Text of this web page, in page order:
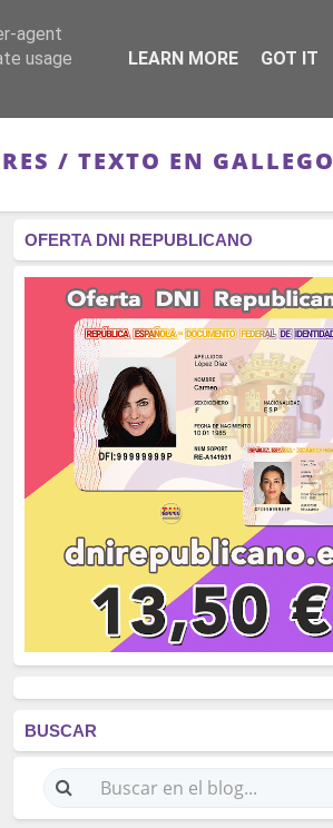
RÉGIMEN - MONARQUÍA
/ TEXTO EN GALLEGO
OFERTA DNI REPUBLICANO
BUSCAR
agent
usage
LEARN MORE GOT IT